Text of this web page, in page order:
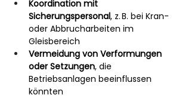
Koordination mit
Sicherungspersonal, z. B. bei Kran-
oder Abbrucharbeiten im
Gleisbereich
Vermeidung von Verformungen
oder Setzungen, die
Betriebsanlagen beeinflussen
könnten